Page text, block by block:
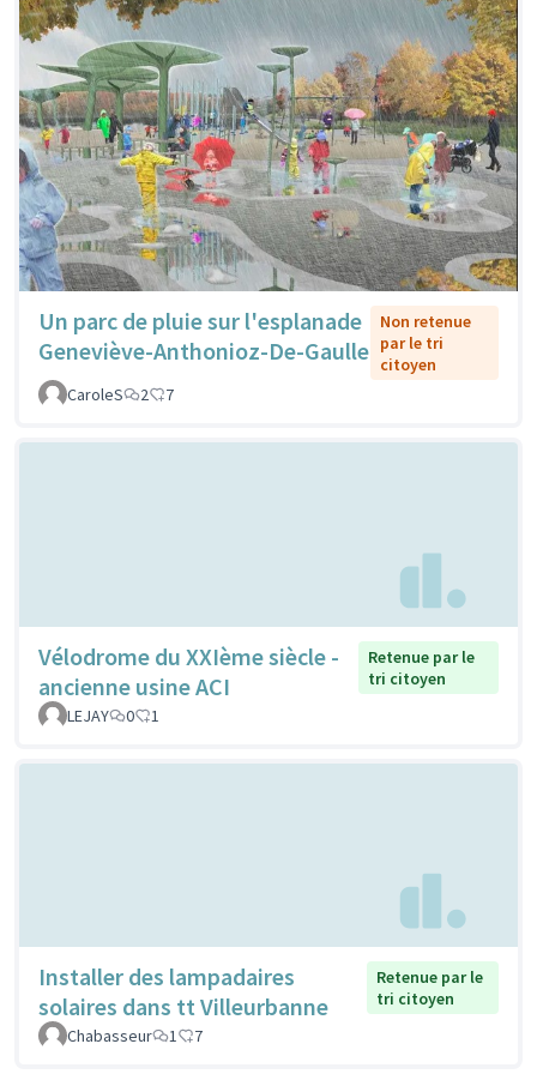
Un parc de pluie sur l'esplanade
Geneviève-Anthonioz-De-Gaulle
Non retenue
par le tri
citoyen
CaroleS
2 7
Vélodrome du XXIème siècle -
ancienne usine ACI
Retenue par le
tri citoyen
LEJAY
0 1
Installer des lampadaires
solaires dans tt Villeurbanne
Retenue par le
tri citoyen
Chabasseur
1 7